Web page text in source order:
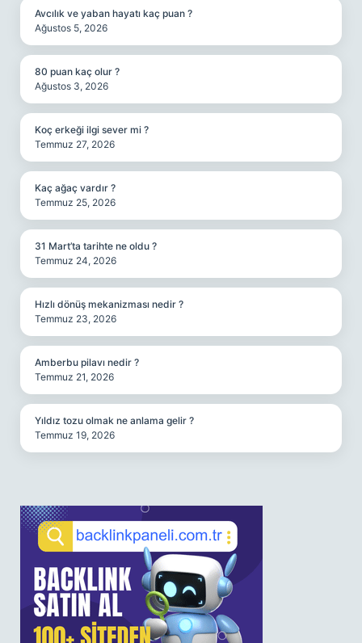
Avcılık ve yaban hayatı kaç puan ?
Ağustos 5, 2026
80 puan kaç olur ?
Ağustos 3, 2026
Koç erkeği ilgi sever mi ?
Temmuz 27, 2026
Kaç ağaç vardır ?
Temmuz 25, 2026
31 Mart’ta tarihte ne oldu ?
Temmuz 24, 2026
Hızlı dönüş mekanizması nedir ?
Temmuz 23, 2026
Amberbu pilavı nedir ?
Temmuz 21, 2026
Yıldız tozu olmak ne anlama gelir ?
Temmuz 19, 2026